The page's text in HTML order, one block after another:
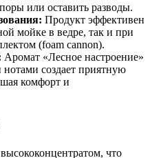
или оставить разводы.
Продукт эффективен
мойке в ведре, так и при
(foam cannon).
Аромат «Лесное настроение»
создает приятную
комфорт и
что